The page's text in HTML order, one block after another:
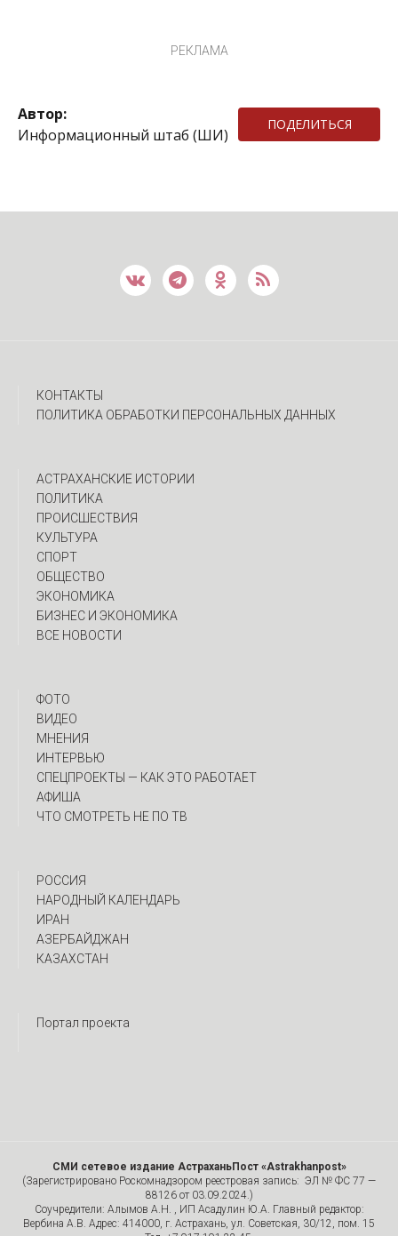
РЕКЛАМА
Автор:
Информационный штаб (ШИ)
ПОДЕЛИТЬСЯ
КОНТАКТЫ
ПОЛИТИКА ОБРАБОТКИ ПЕРСОНАЛЬНЫХ ДАННЫХ
АСТРАХАНСКИЕ ИСТОРИИ
ПОЛИТИКА
ПРОИСШЕСТВИЯ
КУЛЬТУРА
СПОРТ
ОБЩЕСТВО
ЭКОНОМИКА
БИЗНЕС И ЭКОНОМИКА
ВСЕ НОВОСТИ
ФОТО
ВИДЕО
МНЕНИЯ
ИНТЕРВЬЮ
CПЕЦПРОЕКТЫ — КАК ЭТО РАБОТАЕТ
АФИША
ЧТО СМОТРЕТЬ НЕ ПО ТВ
РОССИЯ
НАРОДНЫЙ КАЛЕНДАРЬ
ИРАН
АЗЕРБАЙДЖАН
КАЗАХСТАН
Портал проекта
СМИ сетевое издание АстраханьПост «Astrakhanpost»
(Зарегистрировано Роскомнадзором реестровая запись: ЭЛ № ФС 77 —
88126 от 03.09.2024.)
Соучредители: Алымов А.Н. , ИП Асадулин Ю.А. Главный редактор:
Вербина А.В. Адрес: 414000, г. Астрахань, ул. Советская, 30/12, пом. 15